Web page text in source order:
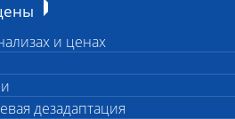
и ценах
дезадаптация
вскрытие
птиц ( 50-70 кг